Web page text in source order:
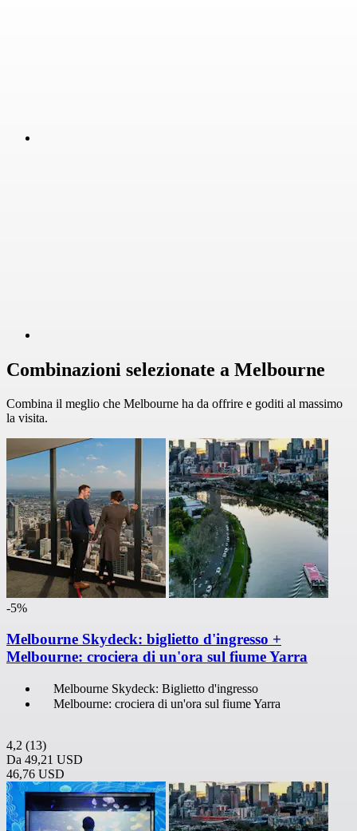
Combinazioni selezionate a Melbourne
Combina il meglio che Melbourne ha da offrire e goditi al massimo
la visita.
-5%
Melbourne Skydeck: biglietto d'ingresso +
Melbourne: crociera di un'ora sul fiume Yarra
Melbourne Skydeck: Biglietto d'ingresso
Melbourne: crociera di un'ora sul fiume Yarra
4,2 (13)
Da 49,21 USD
46,76 USD